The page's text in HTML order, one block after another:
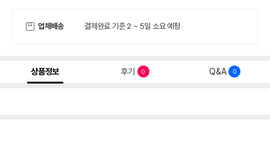
업체배송 결제완료 기준 2 ~ 5일 소요 예정
상품정보 후기 0 Q&A 0